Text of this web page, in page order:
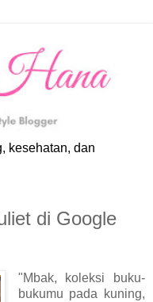
kesehatan, dan
di Google
"Mbak, koleksi buku-
bukumu pada kuning,